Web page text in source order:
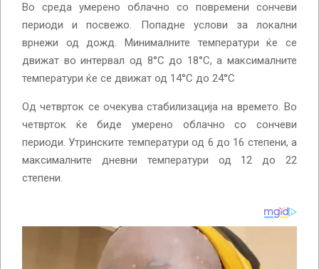
Во среда умерено облачно со повремени сончеви
периоди и посвежо. Попадне услови за локални
врнежи од дожд. Минималните температури ќе се
движат во интервал од 8°C до 18°C, а максималните
температури ќе се движат од 14°C до 24°C
Од четврток се очекува стабилизација на времето. Во
четврток ќе биде умерено облачно со сончеви
периоди. Утринските температури од 6 до 16 степени, а
максималните дневни температури од 12 до 22
степени.